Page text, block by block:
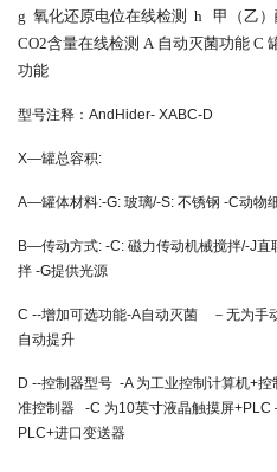
g 氧化还原电位在线检测 h 甲（乙
CO2含量在线检测 A 自动灭菌功能 C
功能
型号注释：AndHider- XABC-D
X—罐总容积:
A—罐体材料:-G: 玻璃/-S: 不锈钢 -C动物
B—传动方式: -C: 磁力传动机械搅拌/-J直
拌 -G提供光源
C --增加可选功能-A自动灭菌 －无为
自动提升
D --控制器型号 -A 为工业控制计算机+
准控制器 -C 为10英寸液晶触摸屏+PLC
PLC+进口变送器